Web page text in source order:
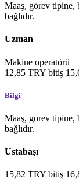
Maaş, görev tipine,
bağlıdır.
Uzman
Makine operatörü
12,85 TRY bitiş
Bilgi
Maaş, görev tipine,
bağlıdır.
Ustabaşı
15,82 TRY bitiş